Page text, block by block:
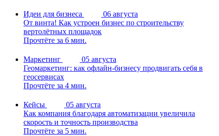
Идеи для бизнеса
06 августа
От винта! Как устроен бизнес по строительству
вертолётных площадок
Прочтёте за 6 мин.
Маркетинг
05 августа
Геомаркетинг: как офлайн-бизнесу продвигать себя в
геосервисах
Прочтёте за 4 мин.
Кейсы
05 августа
Как компания благодаря автоматизации увеличила
скорость и точность производства
Прочтёте за 5 мин.